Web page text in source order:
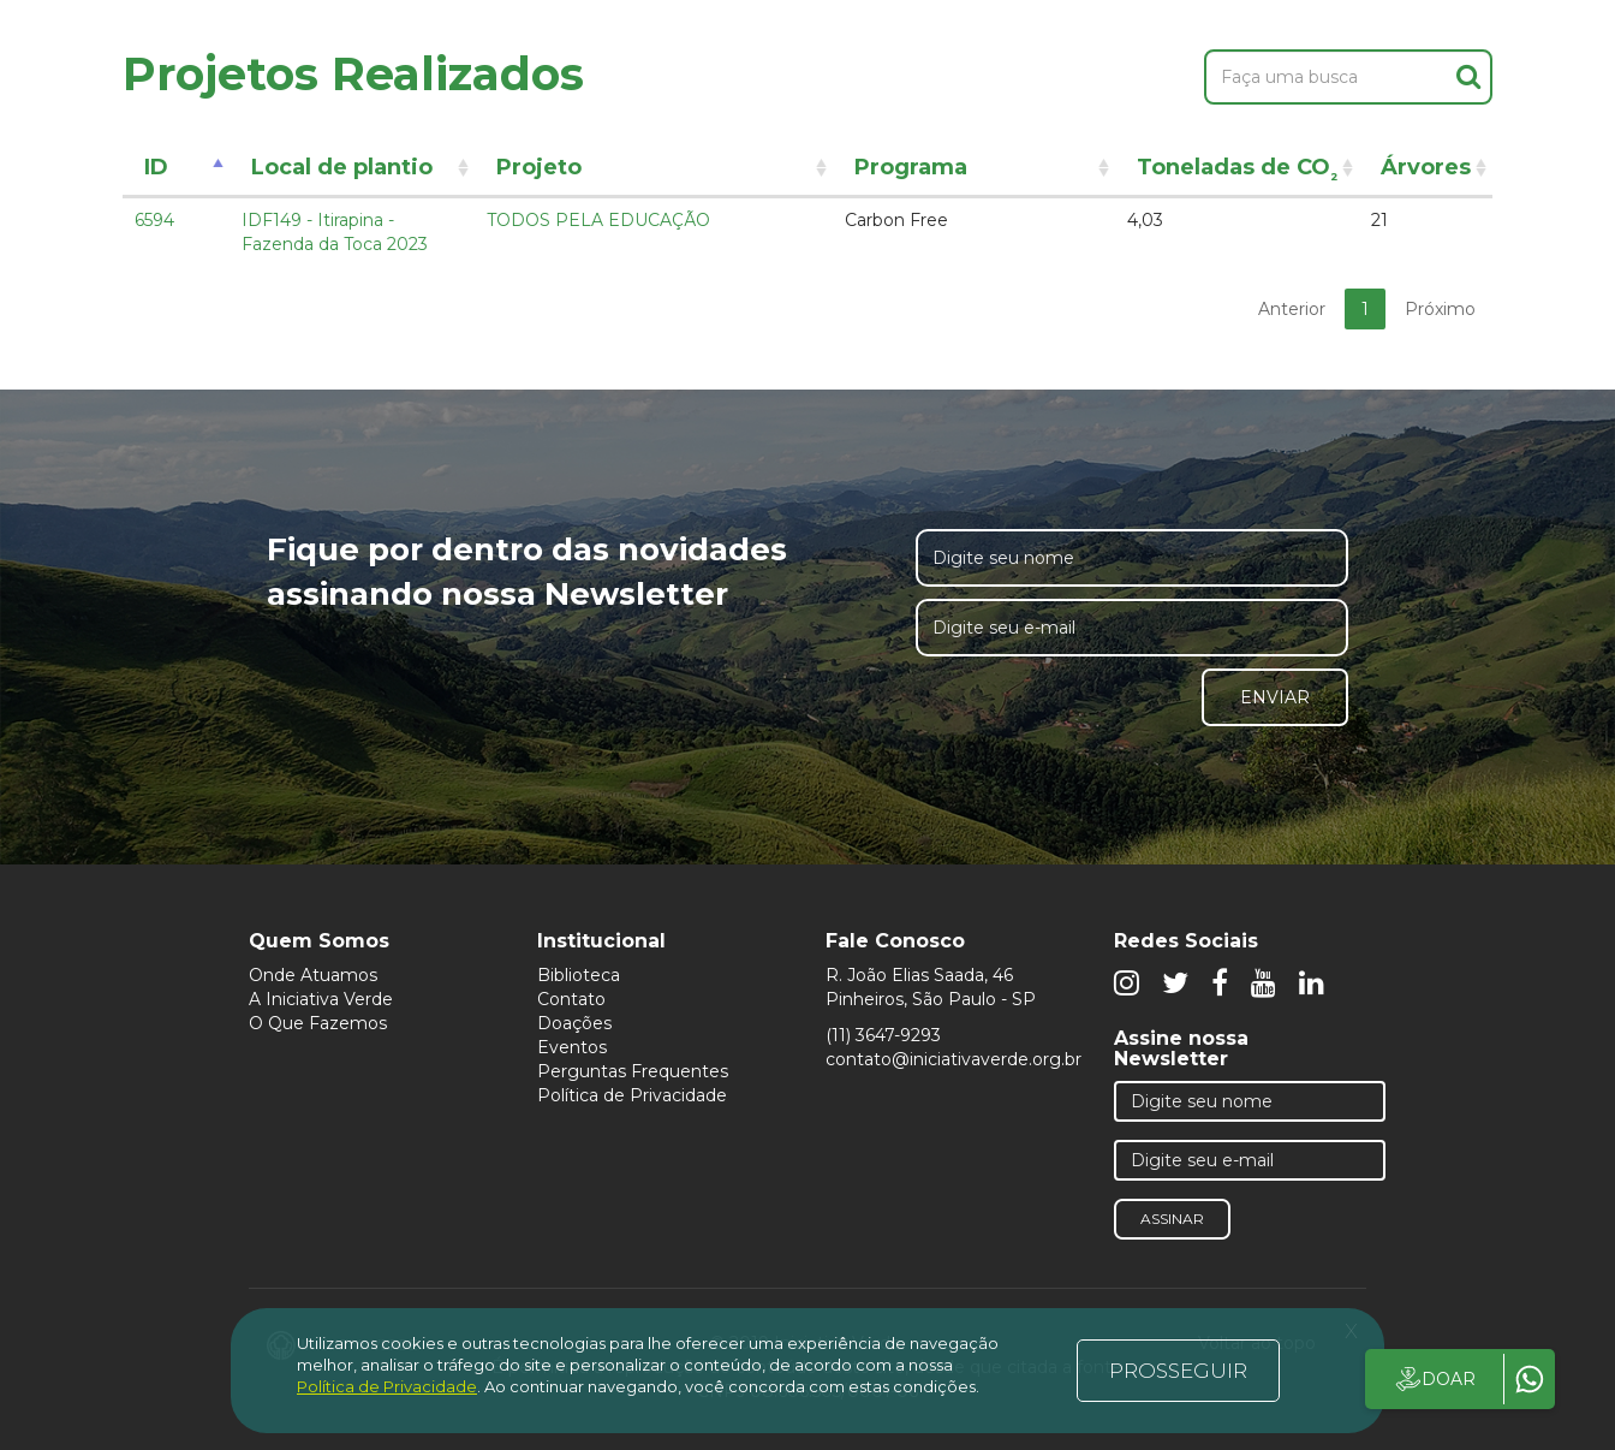
Projetos Realizados
ID Local de plantio Projeto Programa Toneladas de CO² Árvores
6594
IDF149 - Itirapina -
Fazenda da Toca 2023
TODOS PELA EDUCAÇÃO Carbon Free 4,03 21
Anterior 1 Próximo
Fique por dentro das novidades
assinando nossa Newsletter
ENVIAR
Quem Somos
Onde Atuamos
A Iniciativa Verde
O Que Fazemos
Institucional
Biblioteca
Contato
Doações
Eventos
Perguntas Frequentes
Política de Privacidade
Fale Conosco
R. João Elias Saada, 46
Pinheiros, São Paulo - SP
(11) 3647-9293
contato@iniciativaverde.org.br
Redes Sociais
Assine nossa
Newsletter
ASSINAR
© 2019 Iniciativa Verde.
É permitida a reprodução do conteúdo deste site, desde que citada a fonte
CNPJ 08.606.505/0001-06
Voltar ao topo x
Utilizamos cookies e outras tecnologias para lhe oferecer uma experiência de navegação
melhor, analisar o tráfego do site e personalizar o conteúdo, de acordo com a nossa
Política de Privacidade Ao continuar navegando, você concorda com estas condições.
PROSSEGUIR DOAR